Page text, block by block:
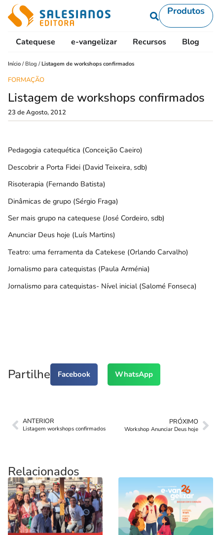
Produtos
Catequese e-vangelizar Recursos Blog
Início / Blog /Listagem de workshops confirmados
FORMAÇÃO
Listagem de workshops confirmados
23 de Agosto, 2012
Pedagogia catequética (Conceição Caeiro)
Descobrir a Porta Fidei (David Teixeira, sdb)
Risoterapia (Fernando Batista)
Dinâmicas de grupo (Sérgio Fraga)
Ser mais grupo na catequese (José Cordeiro, sdb)
Anunciar Deus hoje (Luís Martins)
Teatro: uma ferramenta da Catekese (Orlando Carvalho)
Jornalismo para catequistas (Paula Arménia)
Jornalismo para catequistas- Nível inicial (Salomé Fonseca)
Partilhe Facebook WhatsApp
ANTERIOR
Listagem workshops confirmados
PRÓXIMO
Workshop Anunciar Deus hoje
Relacionados